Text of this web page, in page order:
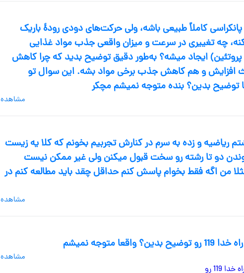
کاملاً طبیعی باشه، ولی حرکت‌های دودی رودهٔ باریک
چه تغییری در سرعت و میزان واقعی جذب مواد غذایی
ایجاد میشه؟ به‌طور دقیق توضیح بدید که چرا کاهش
افزایش و هم کاهش جذب برخی مواد بشه. این سوال تو
توضیح بدین؟ بنده متوجه نمیشم مچکر
مشاهده
ریاضیه و زده به سرم در کنارش تجربیم بخونم که کلا یه زیست
دو تا رشته رو سخت قبول میکنن ولی غیر ممکن نیست
من اگه فقط بخوام پاسش کنم حداقل چقد باید مطالعه‌ کنم در
مشاهده
متوجه نمیشم
مشاهده